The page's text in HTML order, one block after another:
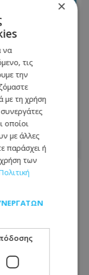
bar, βούτηξε
×
να
τις
την
με τη χρήση
οποίοι
με άλλες
παράσχει ή
των